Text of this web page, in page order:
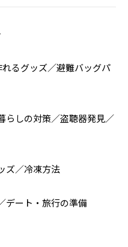
るグッズ／避難バッグパ
らしの対策／盗聴器発見／
ズ／冷凍方法
デート・旅行の準備